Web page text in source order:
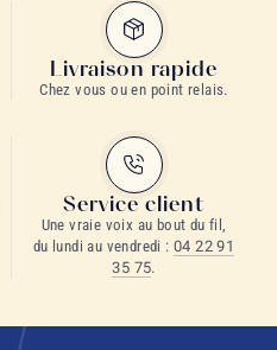
Livraison rapide
Chez vous ou en point relais.
Service client
Une vraie voix au bout du fil,
du lundi au vendredi :04 22 91
35 75.